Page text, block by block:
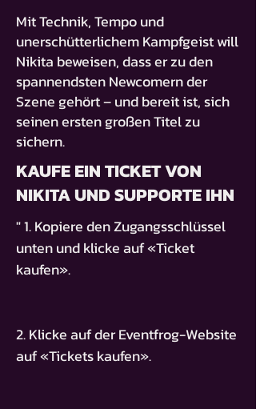
Mit Technik, Tempo und
unerschütterlichem Kampfgeist will
Nikita beweisen, dass er zu den
spannendsten Newcomern der
Szene gehört – und bereit ist, sich
seinen ersten großen Titel zu
sichern.
KAUFE EIN TICKET VON
NIKITA UND SUPPORTE IHN
" 1. Kopiere den Zugangsschlüssel
unten und klicke auf «Ticket
kaufen».
2. Klicke auf der Eventfrog-Website
auf «Tickets kaufen».